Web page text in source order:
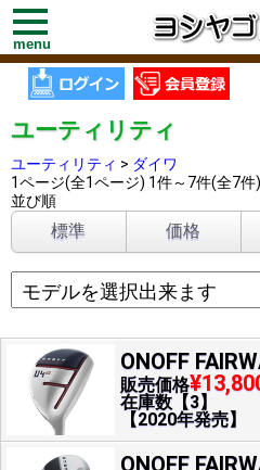
toggle
navigation
menu
ユーティリティ
ユーティリティ > ダイワ
1ページ(全1ページ) 1件～7件(全7件)
並び順
標準 価格
ONOFF
販売価格
在庫数【3】
【2020年発売】
ONOFF